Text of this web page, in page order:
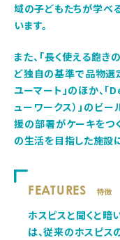
域の子どもたちが学べ
います。
また、「長く使える飽き
ど独自の基準で品物選
ユーマート」のほか、
ューワークス）」のビ
援の部署がケーキをつ
の生活を目指した施設
FEATURES 特徴
ホスピスと聞くと暗
は、従来のホスピ